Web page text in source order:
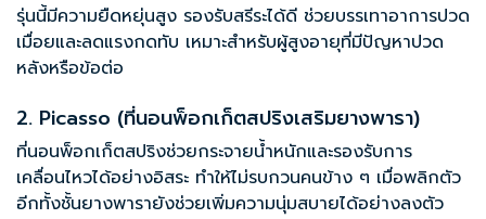
รุ่นนี้มีความยืดหยุ่นสูง รองรับสรีระได้ดี ช่วยบรรเทาอาการปวด
เมื่อยและลดแรงกดทับ เหมาะสำหรับผู้สูงอายุที่มีปัญหาปวด
หลังหรือข้อต่อ
2. Picasso (ที่นอนพ็อกเก็ตสปริงเสริมยางพารา)
ที่นอนพ็อกเก็ตสปริงช่วยกระจายน้ำหนักและรองรับการ
เคลื่อนไหวได้อย่างอิสระ ทำให้ไม่รบกวนคนข้าง ๆ เมื่อพลิกตัว
อีกทั้งชั้นยางพารายังช่วยเพิ่มความนุ่มสบายได้อย่างลงตัว